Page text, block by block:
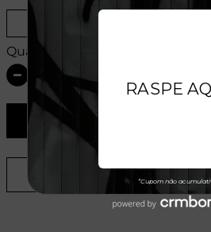
Provador Virtual
Quantidade:
ADICIONAR AO
ADICIONAR A LISTA